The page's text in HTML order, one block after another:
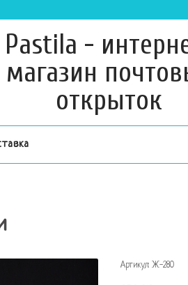
Pastila -
магазин
открыток
Артикул: Ж-280